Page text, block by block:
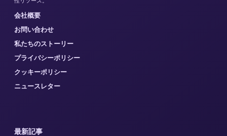
会社概要
お問い合わせ
私たちのストーリー
プライバシーポリシー
クッキーポリシー
ニュースレター
最新記事